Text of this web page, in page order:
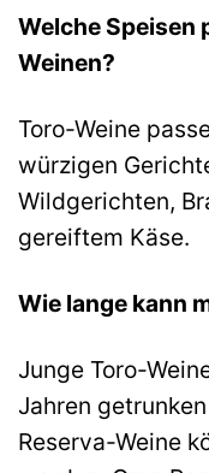
Welche Speisen
Weinen?
Toro-Weine
würzigen
Wildgerichten,
gereiftem Käse.
Wie lange kann
Junge Toro-
Jahren
Reserva-Weine